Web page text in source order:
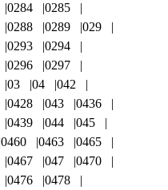
0284
0285
0288 0289
029
0293
0294
0296
0297
03 04
042
0428 043
0436
0439 044
045
0460 0463
0465
0467 047
0470
0476
0478